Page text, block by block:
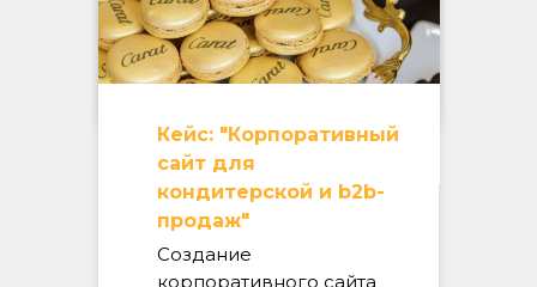
Создание
корпоративного сайта
Кейс: "Корпоративный
сайт для
кондитерской и b2b-
продаж"